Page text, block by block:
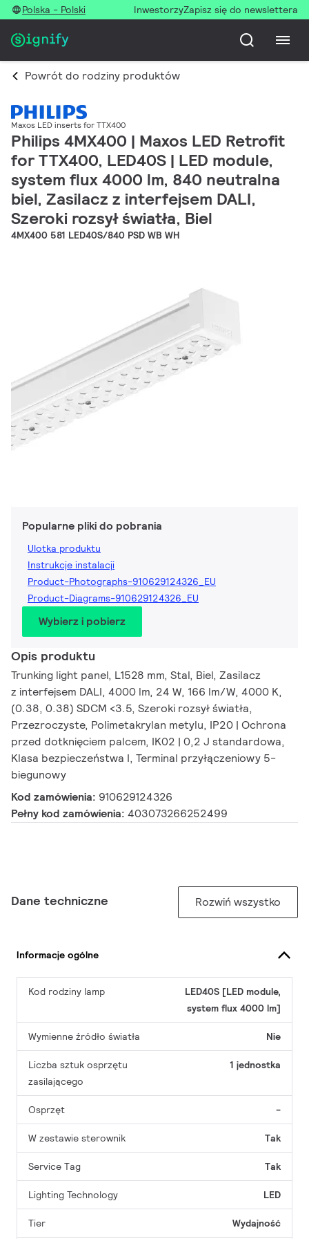
Polska - Polski InwestorzyZapisz się do newslettera
Powrót do rodziny produktów
Maxos LED inserts for TTX400
Philips 4MX400 | Maxos LED Retrofit
for TTX400, LED40S | LED module,
system flux 4000 lm, 840 neutralna
biel, Zasilacz z interfejsem DALI,
Szeroki rozsył światła, Biel
4MX400 581 LED40S/840 PSD WB WH
Popularne pliki do pobrania
Ulotka produktu
Instrukcje instalacji
Product-Photographs-910629124326_EU
Product-Diagrams-910629124326_EU
Wybierz i pobierz
Opis produktu
Trunking light panel, L1528 mm, Stal, Biel, Zasilacz
z interfejsem DALI, 4000 lm, 24 W, 166 lm/W, 4000 K,
(0.38, 0.38) SDCM <3.5, Szeroki rozsył światła,
Przezroczyste, Polimetakrylan metylu, IP20 | Ochrona
przed dotknięciem palcem, IK02 | 0,2 J standardowa,
Klasa bezpieczeństwa I, Terminal przyłączeniowy 5-
biegunowy
Kod zamówienia: 910629124326
Pełny kod zamówienia: 403073266252499
Dane techniczne Rozwiń wszystko
Informacje ogólne
Kod rodziny lamp
LED40S [LED module,
system flux 4000 lm]
Wymienne źródło światła Nie
Liczba sztuk osprzętu
zasilającego
1 jednostka
Osprzęt -
W zestawie sterownik Tak
Service Tag Tak
Lighting Technology LED
Tier Wydajność